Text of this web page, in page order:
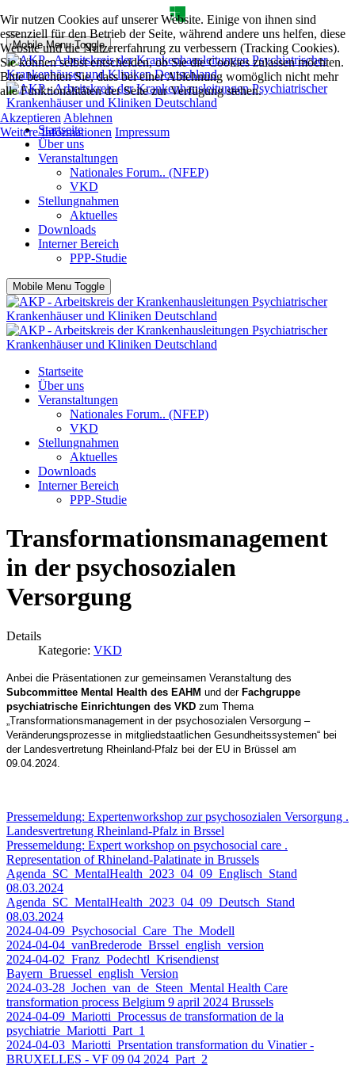
Mobile Menu Toggle
Startseite
Über uns
Veranstaltungen
Nationales Forum.. (NFEP)
VKD
Stellungnahmen
Aktuelles
Downloads
Interner Bereich
PPP-Studie
Mobile Menu Toggle
Startseite
Über uns
Veranstaltungen
Nationales Forum.. (NFEP)
VKD
Stellungnahmen
Aktuelles
Downloads
Interner Bereich
PPP-Studie
Transformationsmanagement
in der psychosozialen
Versorgung
Details
Kategorie: VKD
Anbei die Präsentationen zur gemeinsamen Veranstaltung des
Subcommittee Mental Health des EAHM und der Fachgruppe
psychiatrische Einrichtungen des VKD zum Thema
„Transformationsmanagement in der psychosozialen Versorgung –
Veränderungsprozesse in mitgliedstaatlichen Gesundheitssystemen“ bei
der Landesvertretung Rheinland-Pfalz bei der EU in Brüssel am
09.04.2024.
Pressemeldung: Expertenworkshop zur psychosozialen Versorgung .
Landesvertretung Rheinland-Pfalz in Brssel
Pressemeldung: Expert workshop on psychosocial care .
Representation of Rhineland-Palatinate in Brussels
Agenda_SC_MentalHealth_2023_04_09_Englisch_Stand
08.03.2024
Agenda_SC_MentalHealth_2023_04_09_Deutsch_Stand
08.03.2024
2024-04-09_Psychosocial_Care_The_Modell
2024-04-04_vanBrederode_Brssel_english_version
2024-04-02_Franz_Podechtl_Krisendienst
Bayern_Bruessel_english_Version
2024-03-28_Jochen_van_de_Steen_Mental Health Care
transformation process Belgium 9 april 2024 Brussels
2024-04-09_Mariotti_Processus de transformation de la
psychiatrie_Mariotti_Part_1
2024-04-03_Mariotti_Prsentation transformation du Vinatier -
BRUXELLES - VF 09 04 2024_Part_2
Wir nutzen Cookies auf unserer Website. Einige von ihnen sind
essenziell für den Betrieb der Seite, während andere uns helfen, diese
Website und die Nutzererfahrung zu verbessern (Tracking Cookies).
Sie können selbst entscheiden, ob Sie die Cookies zulassen möchten.
Bitte beachten Sie, dass bei einer Ablehnung womöglich nicht mehr
alle Funktionalitäten der Seite zur Verfügung stehen.
Akzeptieren Ablehnen
Weitere Informationen Impressum